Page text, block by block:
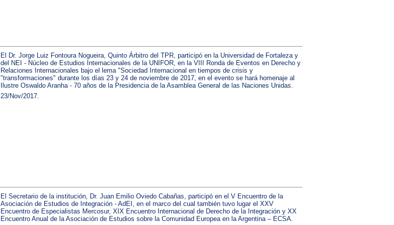
El Dr. Jorge Luiz Fontoura Nogueira, Quinto Árbitro del TPR, participó en la Universidad de Fortaleza y
del NEI - Núcleo de Estudios Internacionales de la UNIFOR, en la VIII Ronda de Eventos en Derecho y
Relaciones Internacionales bajo el lema "Sociedad Internacional en tiempos de crisis y
"transformaciones" durante los días 23 y 24 de noviembre de 2017, en el evento se hará homenaje al
Ilustre Oswaldo Aranha - 70 años de la Presidencia de la Asamblea General de las Naciones Unidas.
23/Nov/2017.
El Secretario de la institución, Dr. Juan Emilio Oviedo Cabañas, participó en el V Encuentro de la
Asociación de Estudios de Integración - AdEI, en el marco del cual también tuvo lugar el XXV
Encuentro de Especialistas Mercosur, XIX Encuentro Internacional de Derecho de la Integración y XX
Encuentro Anual de la Asociación de Estudios sobre la Comunidad Europea en la Argentina – ECSA.